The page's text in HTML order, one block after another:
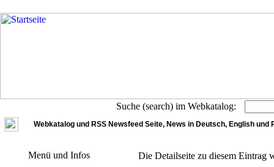
Suche (search) im Webkatalog:
Webkatalog und RSS Newsfeed Seite, News in Deutsch, English
Menü und Infos
Die Detailseite zu diesem Eintrag